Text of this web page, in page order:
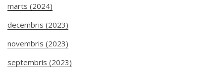
marts (2024)
decembris (2023)
novembris (2023)
septembris (2023)